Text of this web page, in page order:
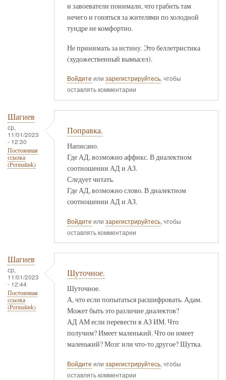
и завоеватели понимали, что грабить там
нечего и гоняться за жителями по холодной
тундре не комфортно.
Не принимать за истину. Это беллетристика
(художественный вымысел).
Войдите или зарегистрируйтесь, чтобы
оставлять комментарии
Шагиев
ср,
11/01/2023
- 12:30
Постоянная
ссылка
(Permalink)
Поправка.
Написано.
Где АД, возможно аффикс. В диалектном
соотношении АД и АЗ.
Следует читать.
Где АД, возможно слово. В диалектном
соотношении АД и АЗ.
Войдите или зарегистрируйтесь, чтобы
оставлять комментарии
Шагиев
ср,
11/01/2023
- 12:44
Постоянная
ссылка
(Permalink)
Шуточное.
Шуточное.
А, что если попытаться расшифровать. Адам.
Может быть это различие диалектов?
АД АМ если перевести в АЗ ИМ. Что
получим? Имеет маленький. Что он имеет
маленький? Мозг или что-то другое? Шутка.
Войдите или зарегистрируйтесь, чтобы
оставлять комментарии